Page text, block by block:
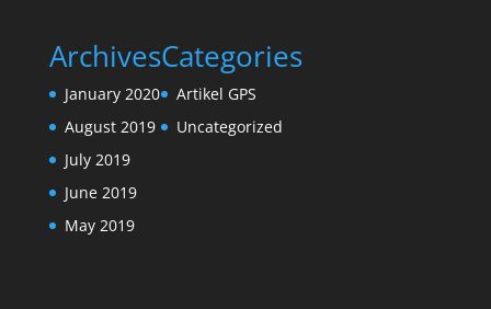
Archives
January 2020
August 2019
July 2019
June 2019
May 2019
Categories
Artikel GPS
Uncategorized